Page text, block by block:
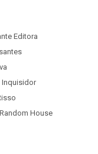
Editora
House